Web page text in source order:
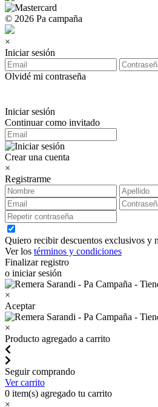
© 2026 Pa campaña
×
Iniciar sesión
Olvidé mi contraseña
Iniciar sesión
Continuar como invitado
Crear una cuenta
×
Registrarme
Quiero recibir descuentos exclusivos y
Ver los términos y condiciones
Finalizar registro
o iniciar sesión
×
Aceptar
×
Producto agregado a carrito
Seguir comprando
Ver carrito
0 item(s) agregado tu carrito
×